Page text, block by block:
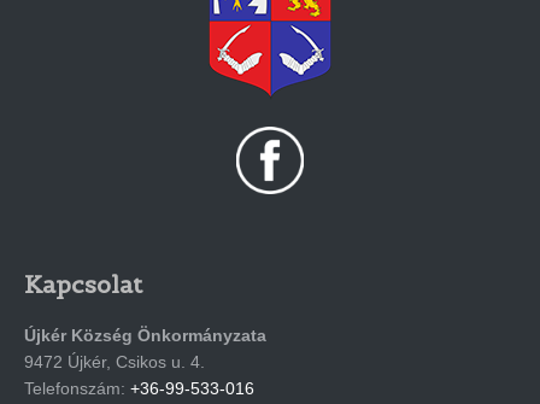
Kapcsolat
Újkér Község Önkormányzata
9472 Újkér, Csikos u. 4.
Telefonszám: +36-99-533-016